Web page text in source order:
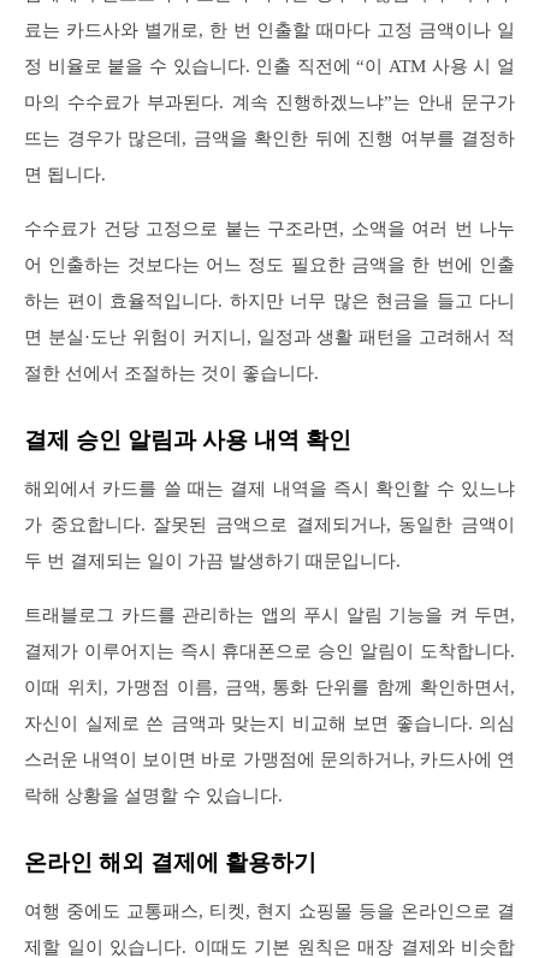
료는 카드사와 별개로, 한 번 인출할 때마다 고정 금액이나 일
정 비율로 붙을 수 있습니다. 인출 직전에 “이 ATM 사용 시 얼
마의 수수료가 부과된다. 계속 진행하겠느냐”는 안내 문구가
뜨는 경우가 많은데, 금액을 확인한 뒤에 진행 여부를 결정하
면 됩니다.
수수료가 건당 고정으로 붙는 구조라면, 소액을 여러 번 나누
어 인출하는 것보다는 어느 정도 필요한 금액을 한 번에 인출
하는 편이 효율적입니다. 하지만 너무 많은 현금을 들고 다니
면 분실·도난 위험이 커지니, 일정과 생활 패턴을 고려해서 적
절한 선에서 조절하는 것이 좋습니다.
결제 승인 알림과 사용 내역 확인
해외에서 카드를 쓸 때는 결제 내역을 즉시 확인할 수 있느냐
가 중요합니다. 잘못된 금액으로 결제되거나, 동일한 금액이
두 번 결제되는 일이 가끔 발생하기 때문입니다.
트래블로그 카드를 관리하는 앱의 푸시 알림 기능을 켜 두면,
결제가 이루어지는 즉시 휴대폰으로 승인 알림이 도착합니다.
이때 위치, 가맹점 이름, 금액, 통화 단위를 함께 확인하면서,
자신이 실제로 쓴 금액과 맞는지 비교해 보면 좋습니다. 의심
스러운 내역이 보이면 바로 가맹점에 문의하거나, 카드사에 연
락해 상황을 설명할 수 있습니다.
온라인 해외 결제에 활용하기
여행 중에도 교통패스, 티켓, 현지 쇼핑몰 등을 온라인으로 결
제할 일이 있습니다. 이때도 기본 원칙은 매장 결제와 비슷합